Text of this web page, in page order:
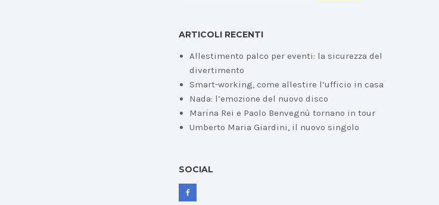
ARTICOLI RECENTI
Allestimento palco per eventi: la sicurezza del
divertimento
Smart-working, come allestire l’ufficio in casa
Nada: l’emozione del nuovo disco
Marina Rei e Paolo Benvegnù tornano in tour
Umberto Maria Giardini, il nuovo singolo
SOCIAL